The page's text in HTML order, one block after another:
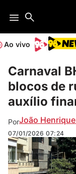
Ao vivo
Carnaval
blocos de
auxílio
PorJoão
07/01/2026 07:24